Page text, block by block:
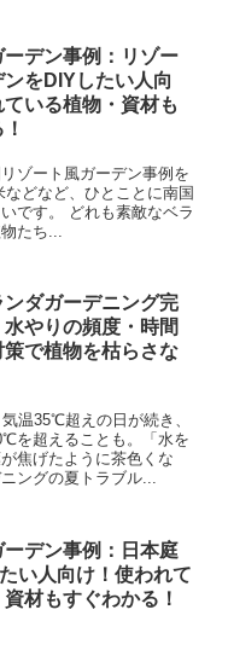
デン事例：リゾー
ンをDIYしたい人向
いる植物・資材も
ゾート風ガーデン事例を
どなど、ひとことに南国
です。 どれも素敵なベラ
たち...
ダガーデニング完
やりの頻度・時間
で植物を枯らさな
温35℃超えの日が続き、
を超えることも。「水を
焦げたように茶色くな
ングの夏トラブル...
デン事例：日本庭
い人向け！使われて
材もすぐわかる！